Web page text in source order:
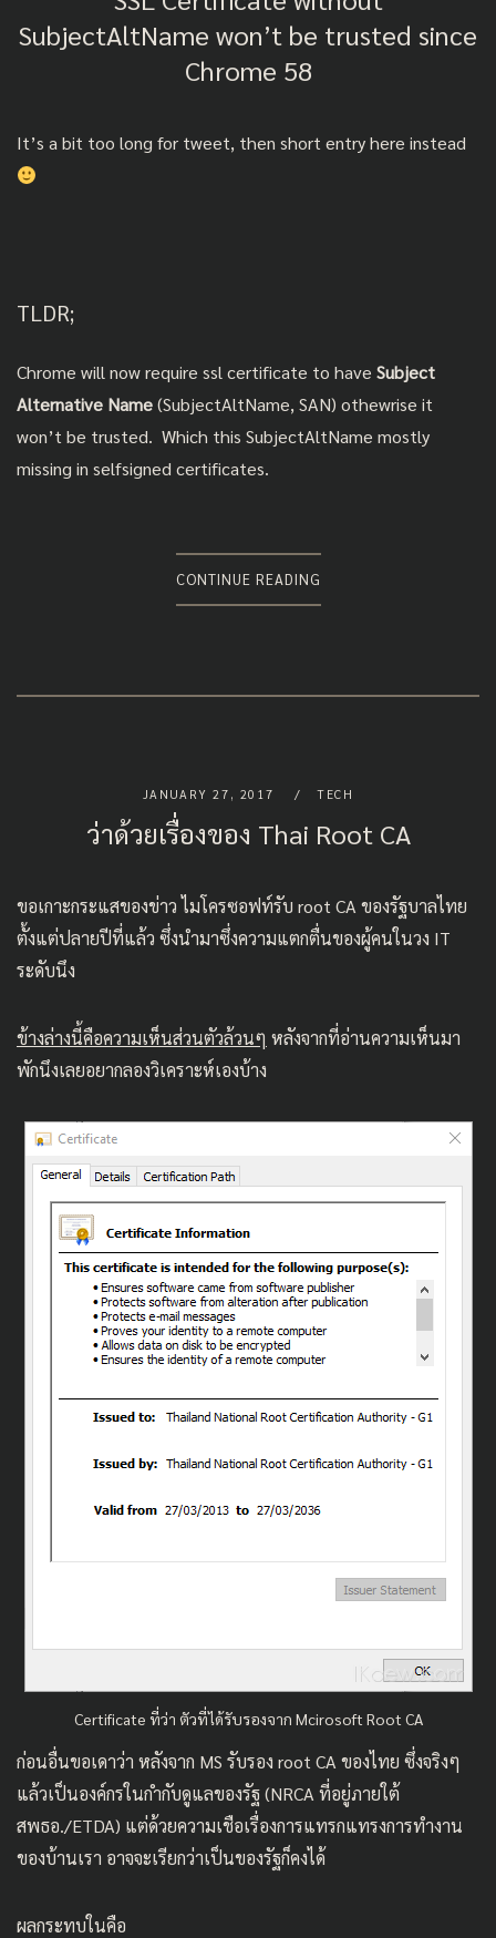
SubjectAltName won’t be trusted since
Chrome 58
It’s a bit too long for tweet, then short entry here instead
TLDR;
Chrome will now require ssl certificate to have Subject
Alternative Name(SubjectAltName, SAN) othewrise it
won’t be trusted. Which this SubjectAltName mostly
missing in selfsigned certificates.
CONTINUE READING
JANUARY 27, 2017 TECH
ว่าด้วยเรื่องของ Thai Root CA
ขอเกาะกระแสของข่าวไมโครซอฟท์รับ root CA ของรัฐบาลไทย
ตั้งแต่ปลายปีที่แล้ว ซึ่งนำมาซึ่งความแตกตื่นของผู้คนในวง IT
ระดับนึง
ข้างล่างนี้คือความเห็นส่วนตัวล้วนๆ หลังจากที่อ่านความเห็นมา
พักนึงเลยอยากลองวิเคราะห์เองบ้าง
Certificate ที่ว่า ตัวที่ได้รับรองจาก Mcirosoft Root CA
ก่อนอื่นขอเดาว่า หลังจาก MS รับรอง root CA ของไทย ซึ่งจริงๆ
แล้วเป็นองค์กรในกำกับดูแลของรัฐ (NRCA ที่อยู่ภายใต้
สพธอ./ETDA) แต่ด้วยความเชือเรื่องการแทรกแทรงการทำงาน
ของบ้านเรา อาจจะเรียกว่าเป็นของรัฐก็คงได้
ผลกระทบในคือ